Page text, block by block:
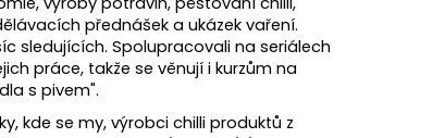
přednášek a ukázek vaření.
sledujících. Spolupracovali na seriálech
práce, takže se věnují i kurzům na
s pivem".
kde se my, výrobci chilli produktů z